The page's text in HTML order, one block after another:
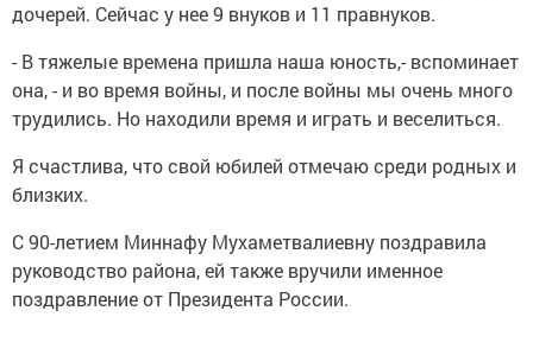
дочерей. Сейчас у нее 9 внуков и 11 правнуков.
- В тяжелые времена пришла наша юность,- вспоминает
она, - и во время войны, и после войны мы очень много
трудились. Но находили время и играть и веселиться.
Я счастлива, что свой юбилей отмечаю среди родных и
близких.
С 90-летием Миннафу Мухаметвалиевну поздравила
руководство района, ей также вручили именное
поздравление от Президента России.